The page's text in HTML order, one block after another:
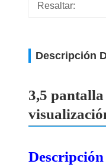
Resaltar:
Descripción
3,5